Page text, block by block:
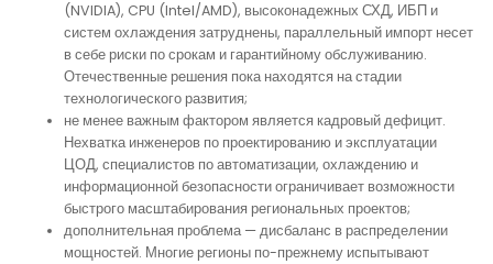
(NVIDIA), CPU (Intel/AMD), высоконадежных СХД, ИБП и
систем охлаждения затруднены, параллельный импорт несет
в себе риски по срокам и гарантийному обслуживанию.
Отечественные решения пока находятся на стадии
технологического развития;
не менее важным фактором является кадровый дефицит.
Нехватка инженеров по проектированию и эксплуатации
ЦОД, специалистов по автоматизации, охлаждению и
информационной безопасности ограничивает возможности
быстрого масштабирования региональных проектов;
дополнительная проблема — дисбаланс в распределении
мощностей. Многие регионы по-прежнему испытывают